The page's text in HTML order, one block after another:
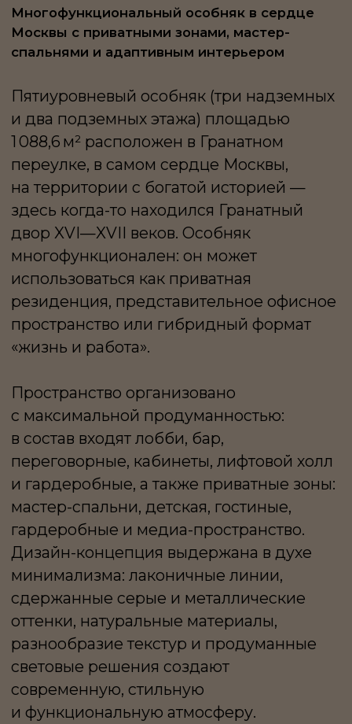
здесь когда-то находился Гранатный
двор XVI—XVII веков. Особняк
многофункционален: он может
использоваться как приватная
пространство или гибридный формат
«жизнь и работа».
Пространство организовано
в состав входят лобби, бар,
переговорные, кабинеты, лифтовой холл
и гардеробные, а также приватные зоны:
гардеробные и медиа-пространство.
Дизайн-концепция выдержана в духе
сдержанные серые и металлические
оттенки, натуральные материалы,
разнообразие текстур и продуманные
световые решения создают
современную, стильную
Подземный паркинг располагает шестью
машиноместами, обеспечивая комфорт
и приватность.
Особняк в Гранатном переулке
предоставляет полный карт-бланш для
реализации любых идей: его
легко адаптируется под жилые, рабочие
или представительские задачи, давая
свободу для воплощения любых
архитектурных и дизайнерских идей.
Район отличается удобным
расположением и развитой
доступности Тверская улица,
Патриаршие пруды, Кремль, Сад
Эрмитаж, а также разнообразные
рестораны, бутики и культурные
объекты.